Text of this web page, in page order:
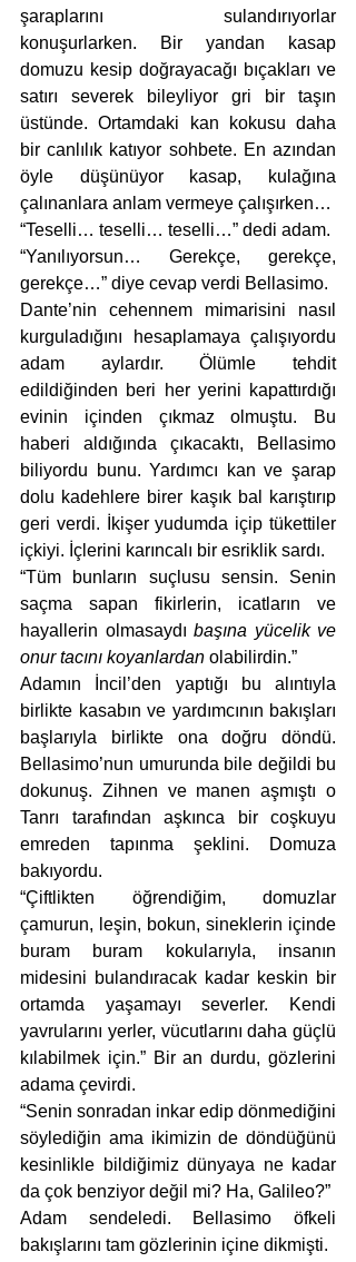
şaraplarını sulandırıyorlar
konuşurlarken. Bir yandan kasap
domuzu kesip doğrayacağı bıçakları ve
satırı severek bileyliyor gri bir taşın
üstünde. Ortamdaki kan kokusu daha
bir canlılık katıyor sohbete. En azından
öyle düşünüyor kasap, kulağına
çalınanlara anlam vermeye çalışırken…
“Teselli… teselli… teselli…” dedi adam.
“Yanılıyorsun… Gerekçe, gerekçe,
gerekçe…” diye cevap verdi Bellasimo.
Dante’nin cehennem mimarisini nasıl
kurguladığını hesaplamaya çalışıyordu
adam aylardır. Ölümle tehdit
edildiğinden beri her yerini kapattırdığı
evinin içinden çıkmaz olmuştu. Bu
haberi aldığında çıkacaktı, Bellasimo
biliyordu bunu. Yardımcı kan ve şarap
dolu kadehlere birer kaşık bal karıştırıp
geri verdi. İkişer yudumda içip tükettiler
içkiyi. İçlerini karıncalı bir esriklik sardı.
“Tüm bunların suçlusu sensin. Senin
saçma sapan fikirlerin, icatların ve
hayallerin olmasaydı başına yücelik ve
onur tacını koyanlardan olabilirdin.”
Adamın İncil’den yaptığı bu alıntıyla
birlikte kasabın ve yardımcının bakışları
başlarıyla birlikte ona doğru döndü.
Bellasimo’nun umurunda bile değildi bu
dokunuş. Zihnen ve manen aşmıştı o
Tanrı tarafından aşkınca bir coşkuyu
emreden tapınma şeklini. Domuza
bakıyordu.
“Çiftlikten öğrendiğim, domuzlar
çamurun, leşin, bokun, sineklerin içinde
buram buram kokularıyla, insanın
midesini bulandıracak kadar keskin bir
ortamda yaşamayı severler. Kendi
yavrularını yerler, vücutlarını daha güçlü
kılabilmek için.” Bir an durdu, gözlerini
adama çevirdi.
“Senin sonradan inkar edip dönmediğini
söylediğin ama ikimizin de döndüğünü
kesinlikle bildiğimiz dünyaya ne kadar
da çok benziyor değil mi? Ha, Galileo?”
Adam sendeledi. Bellasimo öfkeli
bakışlarını tam gözlerinin içine dikmişti.